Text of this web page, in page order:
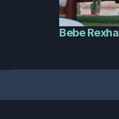
Bebe Rexha